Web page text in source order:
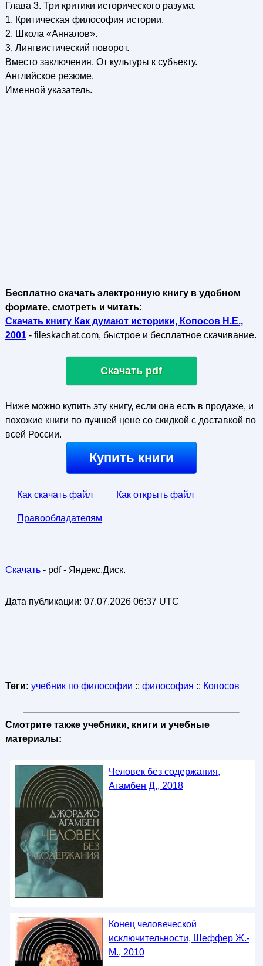
Глава 3. Три критики исторического разума.
1. Критическая философия истории.
2. Школа «Анналов».
3. Лингвистический поворот.
Вместо заключения. От культуры к субъекту.
Английское резюме.
Именной указатель.
Бесплатно скачать электронную книгу в удобном
формате, смотреть и читать:
Скачать книгу Как думают историки, Копосов Н.Е.,
2001- fileskachat.com, быстрое и бесплатное скачивание.
Скачать pdf
Ниже можно купить эту книгу, если она есть в продаже, и
похожие книги по лучшей цене со скидкой с доставкой по
всей России.
Купить книги
Как скачать файл Как открыть файл
Правообладателям
Скачать- pdf - Яндекс.Диск.
Дата публикации: 07.07.2026 06:37 UTC
Теги: учебник по философии :: философия :: Копосов
Смотрите также учебники, книги и учебные
материалы:
Человек без содержания,
Агамбен Д., 2018
Конец человеческой
исключительности, Шеффер Ж.-
М., 2010